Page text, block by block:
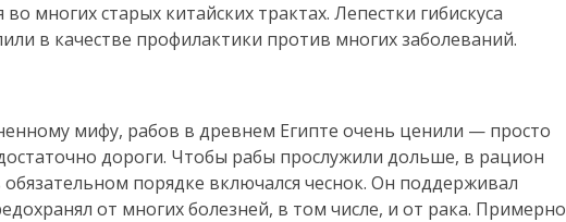
во многих старых китайских трактах. Лепестки гибискуса
в качестве профилактики против многих заболеваний.
мифу, рабов в древнем Египте очень ценили — просто
дороги. Чтобы рабы прослужили дольше, в рацион
порядке включался чеснок. Он поддерживал
от многих болезней, в том числе, и от рака. Примерно